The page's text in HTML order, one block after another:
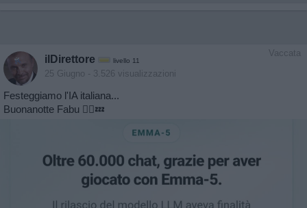
Vaccata
ilDirettore livello 11
25 Giugno - 3.526 visualizzazioni
Festeggiamo l'IA italiana...
Buonanotte Fabu 🙋‍♂️💤